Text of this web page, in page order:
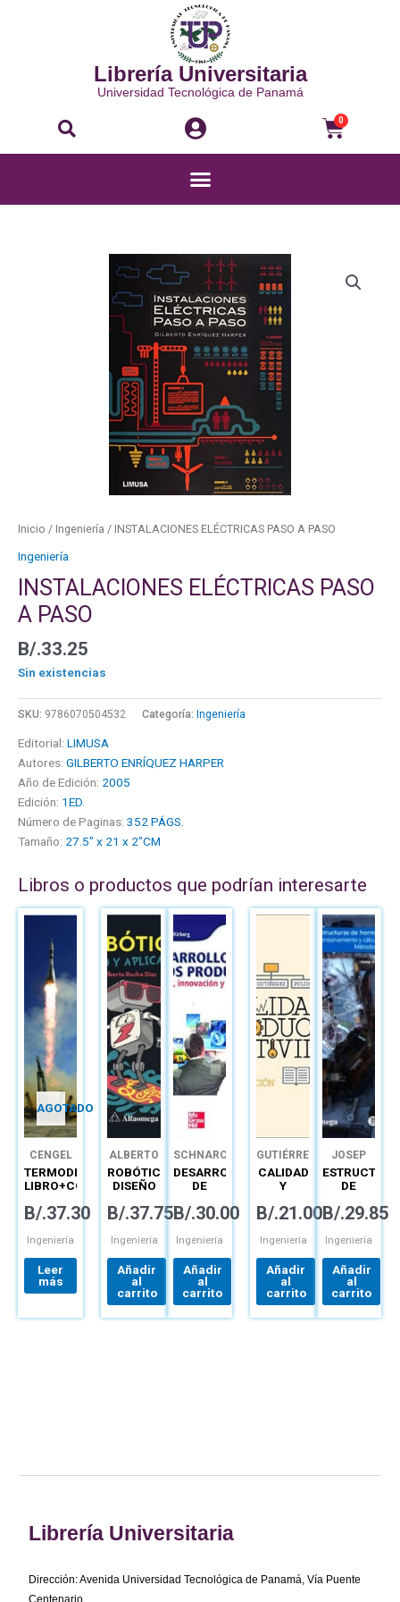
Librería Universitaria
Universidad Tecnológica de Panamá
Buscar 0
Menú
Inicio / Ingeniería / INSTALACIONES ELÉCTRICAS PASO A PASO
Ingeniería
INSTALACIONES ELÉCTRICAS PASO
A PASO
B/.33.25
Sin existencias
SKU: 9786070504532 Categoría: Ingeniería
Editorial: LIMUSA
Autores: GILBERTO ENRÍQUEZ HARPER
Año de Edición: 2005
Edición: 1ED.
Número de Paginas: 352 PÁGS.
Tamaño: 27.5" x 21 x 2"CM
Libros o productos que podrían interesarte
AGOTADO
CENGEL
TERMODINÁMICA:
LIBRO+CONNECT
B/.37.30
Ingeniería
Leer
más
ALBERTO
ROCHA
DÍAZ
ROBÓTICA
DISEÑO
APLICACIÓN
B/.37.75
Ingeniería
Añadir
al
carrito
SCHNARCH
DESARROLLO
DE
PRODUCTOS
INNOVACIÓN
MARKETING
B/.30.00
Ingeniería
Añadir
al
carrito
GUTIÉRREZ
CALIDAD
Y
B/.21.00
Ingeniería
Añadir
al
carrito
JOSEP
GÓMEZPEPA
GÓMEZ
DE
ARMADO
Y
DE
SECCIONES
MÉTODOS
SEGÚN
EHE-08
B/.29.85
Ingeniería
Añadir
al
carrito
Librería Universitaria
Dirección: Avenida Universidad Tecnológica de Panamá, Vía Puente
Centenario,